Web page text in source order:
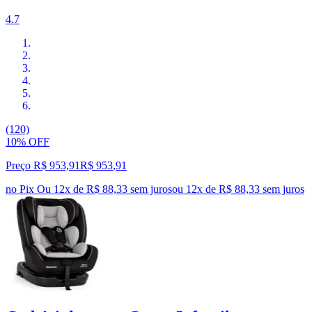
4.7
(120)
10% OFF
Preço R$ 953,91R$ 953,91
no Pix Ou 12x de R$ 88,33 sem jurosou 12x de R$ 88,33 sem juros